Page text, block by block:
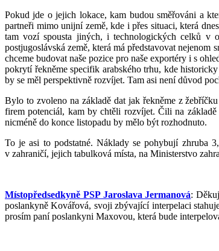
Pokud jde o jejich lokace, kam budou směřováni a
partneři mimo unijní země, kde i přes situaci, která
tam vozí spousta jiných, i technologických celků v
postjugoslávská země, která má představovat
chceme budovat naše pozice pro naše exportéry i s
pokrytí řekněme specifik arabského trhu, kde
by se měl perspektivně rozvíjet. Tam asi není důvod
Bylo to zvoleno na základě dat jak řekněme z
firem potenciál, kam by chtěli rozvíjet. Čili na
nicméně do konce listopadu by mělo být rozhodnuto.
To je asi to podstatné. Náklady se pohybují zhruba
v zahraničí, jejich tabulková místa, na Ministerstvo
Místopředsedkyně PSP Jaroslava Jermanová:
poslankyně Kovářová, svoji zbývající interpelaci
prosím paní poslankyni Maxovou, která bude